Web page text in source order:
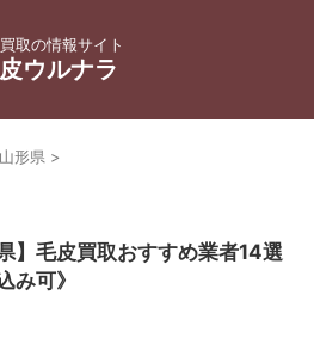
取の情報サイト
ウルナラ
山形県 >
県】毛皮買取おすすめ業者14選
み可》